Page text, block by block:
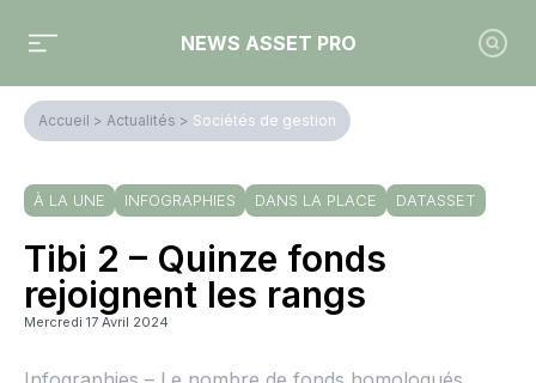
NEWS ASSET PRO
Accueil > Actualités > Sociétés de gestion
À LA UNE INFOGRAPHIES DANS LA PLACE DATASSET
Tibi 2 – Quinze fonds
rejoignent les rangs
Mercredi 17 Avril 2024